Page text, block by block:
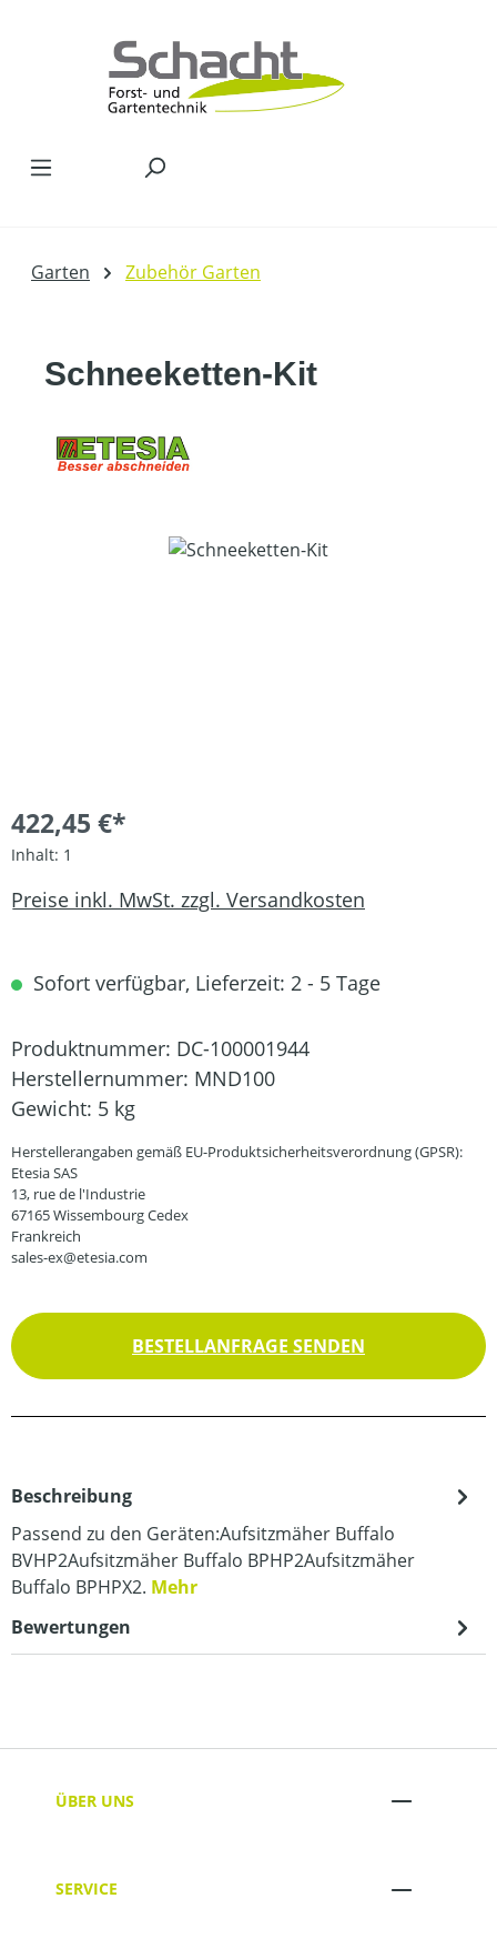
Garten Zubehör Garten
Schneeketten-Kit
Bildergalerie überspringen
422,45 €*
Inhalt: 1
Preise inkl. MwSt. zzgl. Versandkosten
Sofort verfügbar, Lieferzeit: 2 - 5 Tage
Produktnummer: DC-100001944
Herstellernummer: MND100
Gewicht: 5 kg
Herstellerangaben gemäß EU-Produktsicherheitsverordnung (GPSR):
Etesia SAS
13, rue de l'Industrie
67165 Wissembourg Cedex
Frankreich
sales-ex@etesia.com
BESTELLANFRAGE SENDEN
Beschreibung
Passend zu den Geräten:Aufsitzmäher Buffalo
BVHP2Aufsitzmäher Buffalo BPHP2Aufsitzmäher
Buffalo BPHPX2. Mehr
Bewertungen
ÜBER UNS
SERVICE